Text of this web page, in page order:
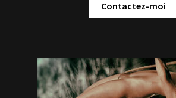
Contactez-moi